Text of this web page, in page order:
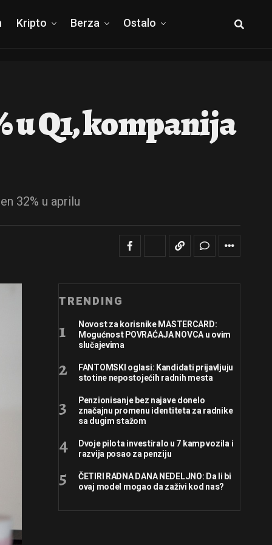
Kripto Berza Ostalo
Q1, kompanija
32% u aprilu
TRENDING
Novost za korisnike MASTERCARD:
Mogućnost POVRAĆAJA NOVCA u ovim
slučajevima
FANTOMSKI oglasi: Kandidati prijavljuju
stotine nepostojećih radnih mesta
Penzionisanje bez najave donelo
značajnu promenu identiteta za radnike
sa dugim stažom
Dvoje pilota investiralo u 7 kamp vozila i
razvija posao za penziju
ČETIRI RADNA DANA NEDELJNO: Da li bi
ovaj model mogao da zaživi kod nas?